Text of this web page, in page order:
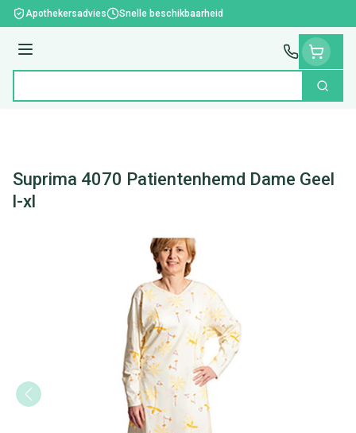
Ga naar de inhoud
Apothekersadvies Snelle beschikbaarheid
Menu
Zoek
Suprima 4070 Patientenhemd Dame Geel
l-xl